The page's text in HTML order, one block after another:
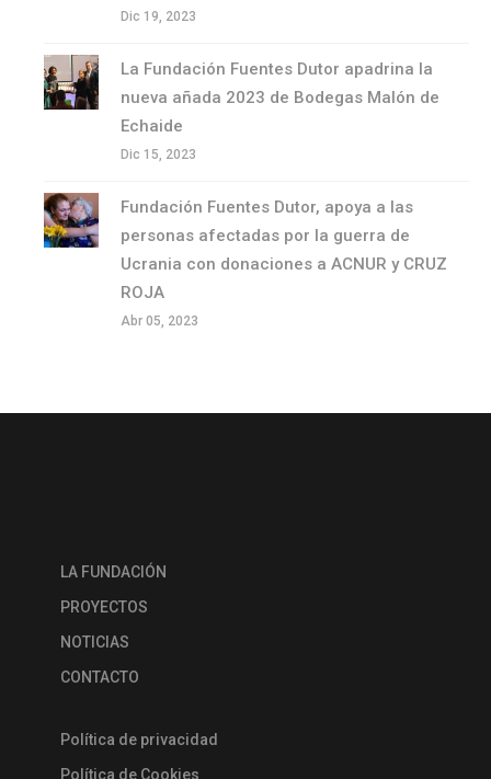
Dic 19, 2023
La Fundación Fuentes Dutor apadrina la
nueva añada 2023 de Bodegas Malón de
Echaide
Dic 15, 2023
Fundación Fuentes Dutor, apoya a las
personas afectadas por la guerra de
Ucrania con donaciones a ACNUR y CRUZ
ROJA
Abr 05, 2023
LA FUNDACIÓN
PROYECTOS
NOTICIAS
CONTACTO
Política de privacidad
Política de Cookies